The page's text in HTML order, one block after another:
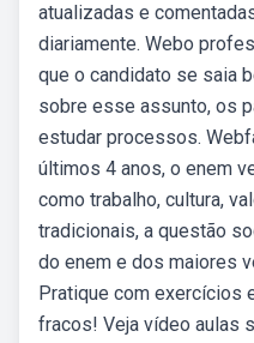
atualizadas e
diariamente. Webo
que o candidato se saia
sobre esse assunto, os
estudar processos.
últimos 4 anos, o enem
como trabalho, cultura,
tradicionais, a questão
do enem e dos maiores
Pratique com exercícios
fracos! Veja vídeo aulas